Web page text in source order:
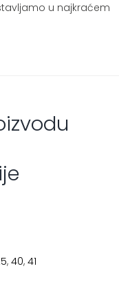
u najkraćem
, 40, 41